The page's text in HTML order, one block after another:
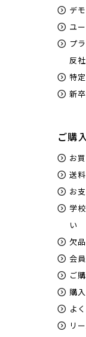
デ
ユ
プ
反
特
新
ご購
お
送
お
学
い
欠
会
ご
購
よ
リ